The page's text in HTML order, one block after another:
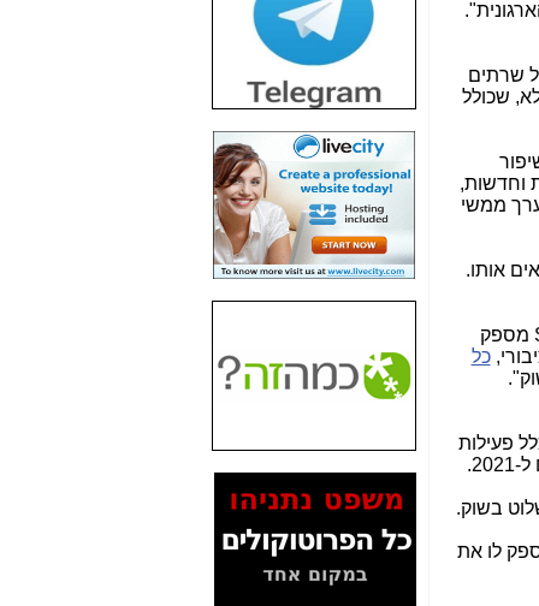
שרתים
שכולל
וחדשות,
ממשי
אותו.
מספק
כל
ה-50% מכלל פעילות
בשוק.
לו את
חשיפת מה שלא
רוצים שתדעו בעניין
פריסת אנלימיטד
(בניחוח בלתי נסבל) -
כאן
חשיפה: איוב קרא
אישר לקבוצת סלקום
בדיוק מה שביבי אישר
כאן
האם השר איוב קרא
היה צריך בכלל לחתום
האם ביבי וקרא קבלו
בכלל תמורה עבור
ההטבות הרגולטוריות
Yes (תיק 4000)
מוכיחים "תפירת תיק"
לאיש הלא נכון! -כאן
עובדות ומסמכים